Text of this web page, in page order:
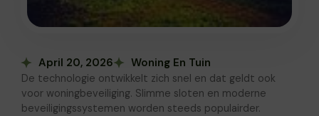
April 20, 2026 Woning En Tuin
De technologie ontwikkelt zich snel en dat geldt ook
voor woningbeveiliging. Slimme sloten en moderne
beveiligingssystemen worden steeds populairder.